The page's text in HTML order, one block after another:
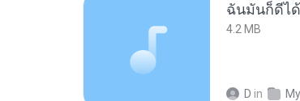
ฉันมันก็ดีไ
4.2 MB
D in